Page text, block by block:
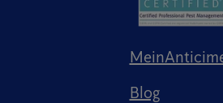
Blog